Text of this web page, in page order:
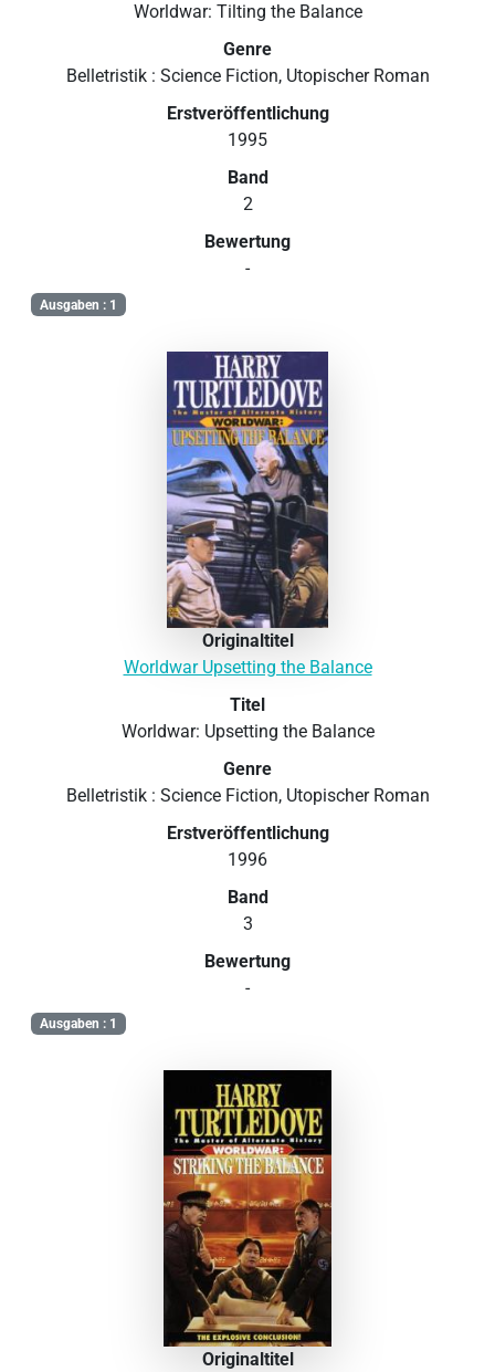
Worldwar: Tilting the Balance
Genre
Belletristik : Science Fiction, Utopischer Roman
Erstveröffentlichung
1995
Band
2
Bewertung
-
Ausgaben : 1
Originaltitel
Worldwar Upsetting the Balance
Titel
Worldwar: Upsetting the Balance
Genre
Belletristik : Science Fiction, Utopischer Roman
Erstveröffentlichung
1996
Band
3
Bewertung
-
Ausgaben : 1
Originaltitel